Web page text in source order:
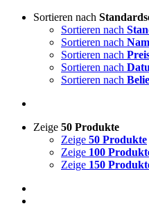
Sortieren nach
Sortieren nach
Sortieren nach
Sortieren nach
Sortieren nach
Sortieren nach
Zeige 50 Produkte
Zeige 50 Produkte
Zeige 100
Zeige 150